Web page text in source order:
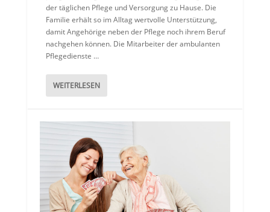
der täglichen Pflege und Versorgung zu Hause. Die
Familie erhält so im Alltag wertvolle Unterstützung,
damit Angehörige neben der Pflege noch ihrem Beruf
nachgehen können. Die Mitarbeiter der ambulanten
Pflegedienste …
WEITERLESEN